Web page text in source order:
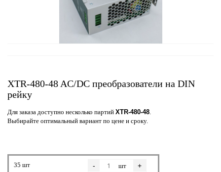
XTR-480-48 AC/DC преобразователи на DIN
рейку
Для заказа доступно несколько партий XTR-480-48
Выбирайте оптимальный вариант по цене и сроку.
35 шт - шт +